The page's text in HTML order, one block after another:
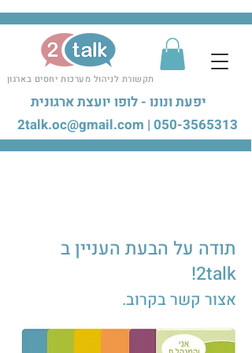
תקשורת לניהול מערכות יחסים בארגון
יפעת ונונו - לופו יועצת ארגונית
050-3565313
|
2talk.oc@gmail.com
תודה על הבעת העניין ב
2talk!
אצור קשר בקרוב.